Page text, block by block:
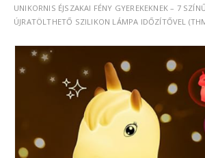
UNIKORNIS ÉJSZAKAI FÉNY GYEREKEKNEK – 7
ÚJRATÖLTHETŐ SZILIKON LÁMPA IDŐZÍTŐVEL